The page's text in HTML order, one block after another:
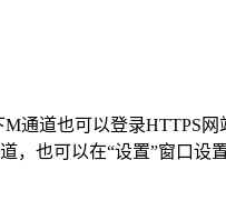
M通道也可以登录
也可以在“设置”窗口